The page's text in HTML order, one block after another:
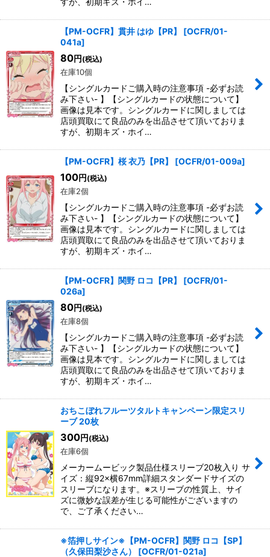
【PM-OCFR】貫井 はゆ【PR】 [OCFR/01-
041a]
80円 (税込)
在庫10個
【シングルカードご購入時の注意事項 -必ずお読
み下さい- 】【シングルカードの状態について】
画像は見本です。シングルカードに関しましては
店頭買取にて良品のみを出品させて頂いておりま
すが、初期キズ・ホイ…
【PM-OCFR】桜 衣乃【PR】 [OCFR/01-009a]
100円 (税込)
在庫2個
【シングルカードご購入時の注意事項 -必ずお読
み下さい- 】【シングルカードの状態について】
画像は見本です。シングルカードに関しましては
店頭買取にて良品のみを出品させて頂いておりま
すが、初期キズ・ホイ…
【PM-OCFR】関野 ロコ【PR】 [OCFR/01-
026a]
80円 (税込)
在庫8個
【シングルカードご購入時の注意事項 -必ずお読
み下さい- 】【シングルカードの状態について】
画像は見本です。シングルカードに関しましては
店頭買取にて良品のみを出品させて頂いておりま
すが、初期キズ・ホイ…
おちこぼれフルーツタルトキャンペーン限定スリ
ーブ 20枚
300円 (税込)
在庫6個
メーカームービック製品仕様スリーブ20枚入り サ
イズ：縦92×横67mm詳細スタンダードサイズの
スリーブになります。※スリーブの性質上、サイ
ズに微妙な誤差が生じる可能性がございますの
で、ご了承ください…
※箔押しサイン※【PM-OCFR】関野 ロコ【SP】
（久保田梨沙さん）
[OCFR/01-021a]